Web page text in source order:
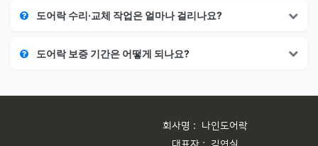
도어락 수리·교체 작업은 얼마나 걸리나요?
도어락 보증 기간은 어떻게 되나요?
회사명 :
나인도어락